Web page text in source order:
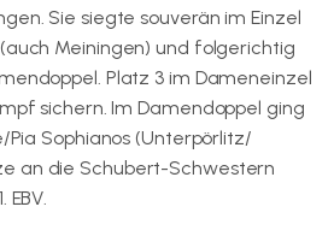
Sie siegte souverän im Einzel
Meiningen) und folgerichtig
Platz 3 im Dameneinzel
sichern. Im Damendoppel ging
Pia Sophianos (Unterpörlitz/
an die Schubert-Schwestern
EBV.